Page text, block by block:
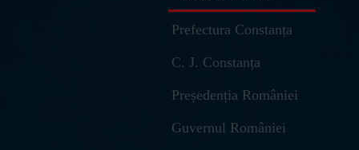
Prefectura Constanța
C. J. Constanța
Președenția României
Guvernul României
Ulm – Asistent Virtual